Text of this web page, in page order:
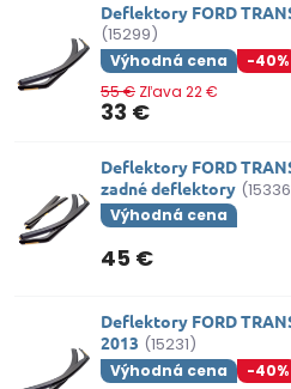
Deflektory FORD
(15299)
Výhodná cena -40%
33 €
55 € Zľava 22 €
Deflektory FORD
zadné deflektory
Výhodná cena
45 €
Deflektory FORD
2013 (15231)
Výhodná cena -40%